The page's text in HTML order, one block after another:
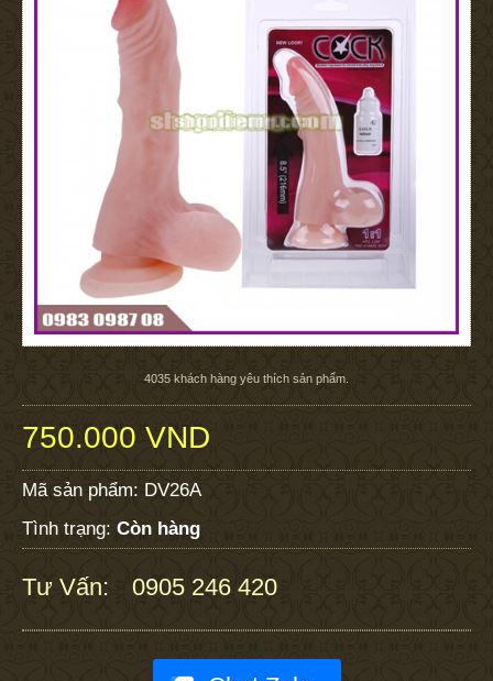
4035 khách hàng yêu thích sản phẩm.
750.000 VND
Mã sản phẩm: DV26A
Tình trạng: Còn hàng
Tư Vấn: 0905 246 420